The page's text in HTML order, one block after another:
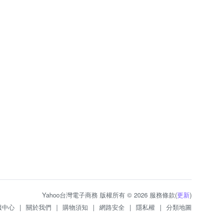
Yahoo台灣電子商務 版權所有 © 2026 服務條款(更新)
中心 | 關於我們 | 購物須知 | 網路安全 | 隱私權 | 分類地圖